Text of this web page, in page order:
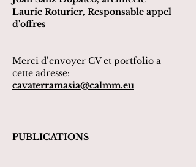
Laurie Roturier, Responsable appel
d'offres
Merci d’envoyer CV et portfolio a
cette adresse:
cavaterramasia@calmm.eu
PUBLICATIONS